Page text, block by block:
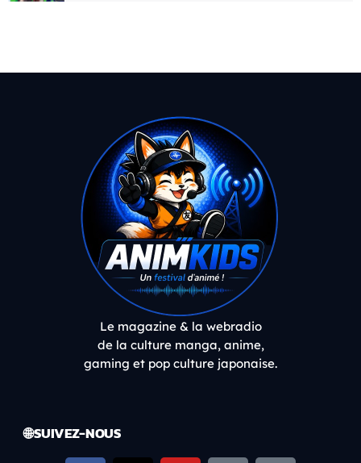
Le magazine & la webradio
de la culture manga, anime,
gaming et pop culture japonaise.
🌐 SUIVEZ-NOUS